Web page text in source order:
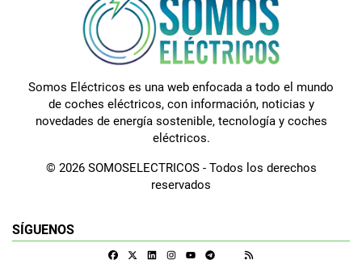
Somos Eléctricos es una web enfocada a todo el mundo
de coches eléctricos, con información, noticias y
novedades de energía sostenible, tecnología y coches
eléctricos.
© 2026 SOMOSELECTRICOS - Todos los derechos
reservados
SÍGUENOS
FacebookLinkedinInstagramTelegram
Google Discover